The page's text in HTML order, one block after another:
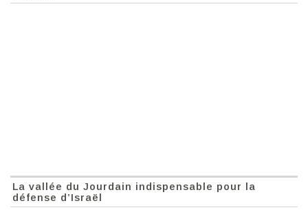
La vallée du Jourdain indispensable pour la
défense d’Israël